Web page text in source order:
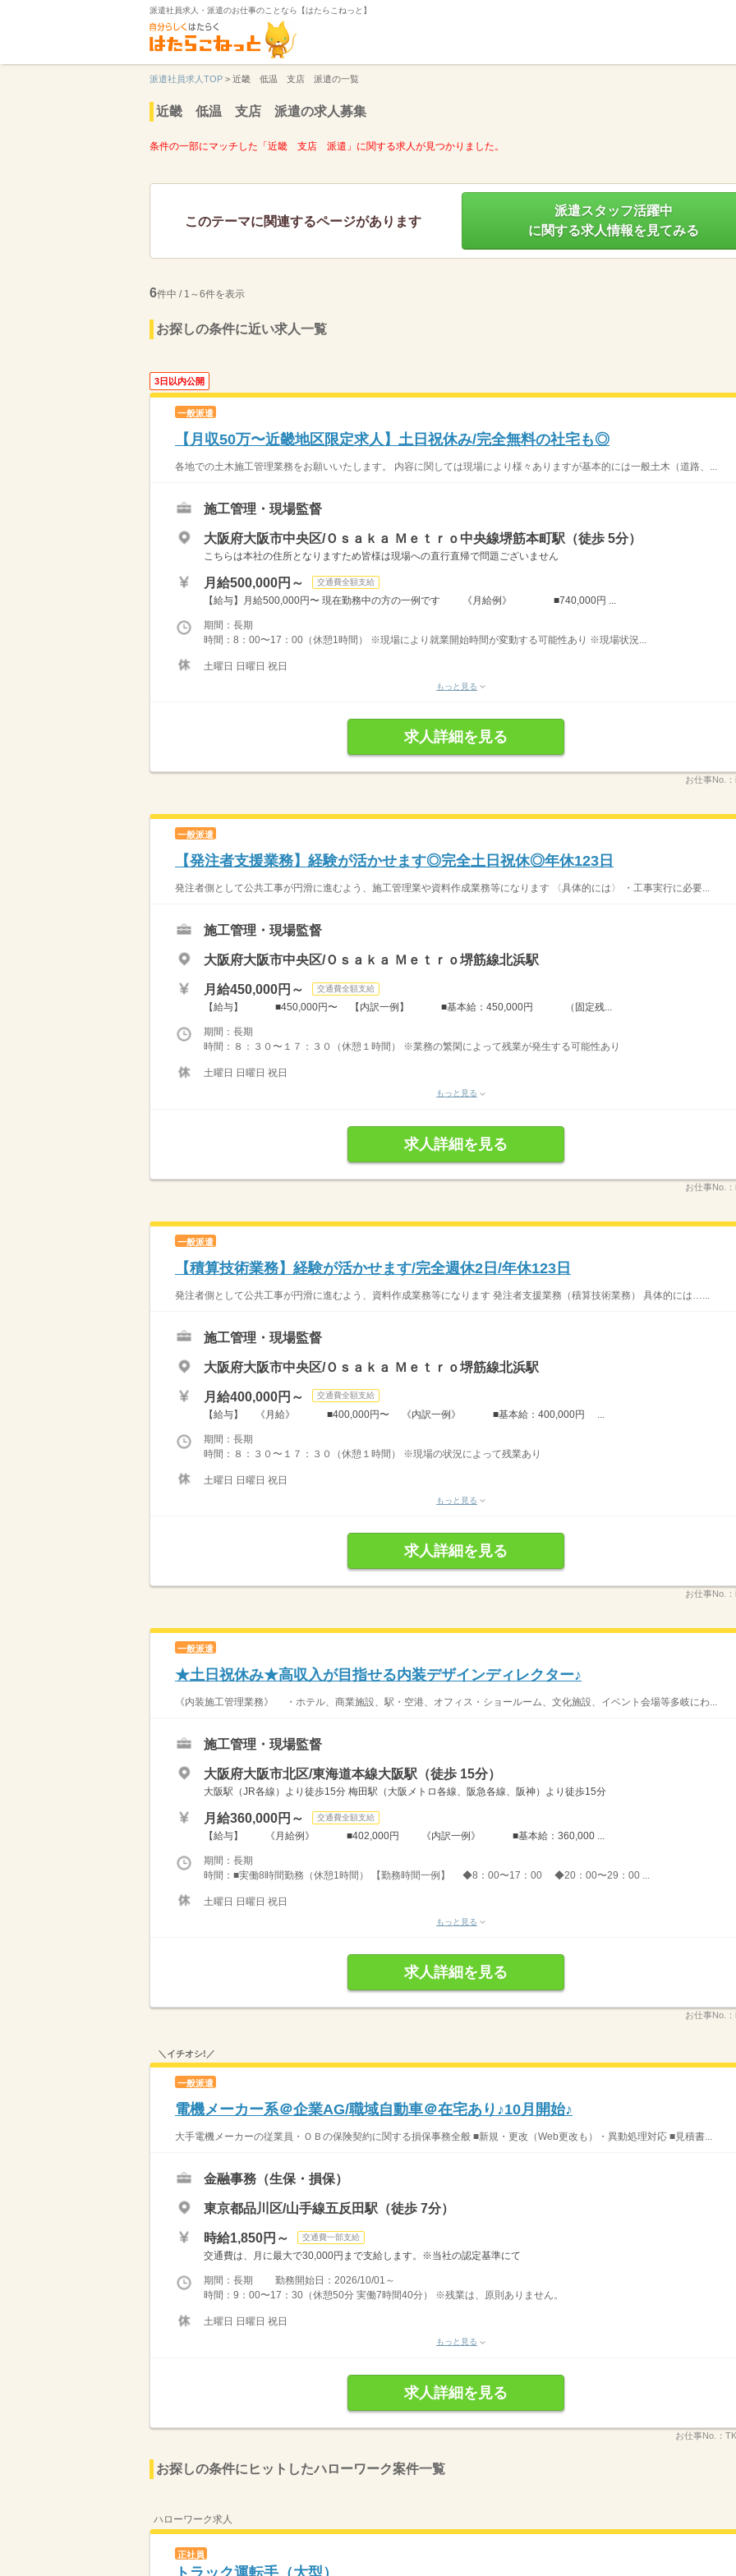
派遣社員求人・派遣のお仕事のことなら【はたらこねっと】
派遣社員求人TOP > 近畿 低温 支店 派遣の一覧
近畿 低温 支店 派遣の求人募集
条件の一部にマッチした「近畿 支店 派遣」に関する求人が見つかりました。
このテーマに関連するページがあります
派遣スタッフ活躍中
に関する求人情報を見てみる
6件中 / 1～6件を表示
お探しの条件に近い求人一覧
3日以内公開
一般派遣
【月収50万〜近畿地区限定求人】土日祝休み/完全無料の社宅も◎
各地での土木施工管理業務をお願いいたします。 内容に関しては現場により様々ありますが基本的には一般土木（道路、...
施工管理・現場監督
大阪府大阪市中央区/Ｏｓａｋａ Ｍｅｔｒｏ中央線堺筋本町駅（徒歩 5分）
こちらは本社の住所となりますため皆様は現場への直行直帰で問題ございません
月給500,000円～ 交通費全額支給
【給与】月給500,000円〜 現在勤務中の方の一例です 《月給例》 ■740,000円 ...
期間：長期
時間：8：00〜17：00（休憩1時間） ※現場により就業開始時間が変動する可能性あり ※現場状況...
土曜日 日曜日 祝日
もっと見る
求人詳細を見る
お仕事No.：
一般派遣
【発注者支援業務】経験が活かせます◎完全土日祝休◎年休123日
発注者側として公共工事が円滑に進むよう、施工管理業や資料作成業務等になります 〈具体的には〉 ・工事実行に必要...
施工管理・現場監督
大阪府大阪市中央区/Ｏｓａｋａ Ｍｅｔｒｏ堺筋線北浜駅
月給450,000円～ 交通費全額支給
【給与】 ■450,000円〜 【内訳一例】 ■基本給：450,000円 （固定残...
期間：長期
時間：８：３０〜１７：３０（休憩１時間） ※業務の繁閑によって残業が発生する可能性あり
土曜日 日曜日 祝日
もっと見る
求人詳細を見る
お仕事No.：
一般派遣
【積算技術業務】経験が活かせます/完全週休2日/年休123日
発注者側として公共工事が円滑に進むよう、資料作成業務等になります 発注者支援業務（積算技術業務） 具体的には…...
施工管理・現場監督
大阪府大阪市中央区/Ｏｓａｋａ Ｍｅｔｒｏ堺筋線北浜駅
月給400,000円～ 交通費全額支給
【給与】 《月給》 ■400,000円〜 《内訳一例》 ■基本給：400,000円 ...
期間：長期
時間：８：３０〜１７：３０（休憩１時間） ※現場の状況によって残業あり
土曜日 日曜日 祝日
もっと見る
求人詳細を見る
お仕事No.：
一般派遣
★土日祝休み★高収入が目指せる内装デザインディレクター♪
《内装施工管理業務》 ・ホテル、商業施設、駅・空港、オフィス・ショールーム、文化施設、イベント会場等多岐にわ...
施工管理・現場監督
大阪府大阪市北区/東海道本線大阪駅（徒歩 15分）
大阪駅（JR各線）より徒歩15分 梅田駅（大阪メトロ各線、阪急各線、阪神）より徒歩15分
月給360,000円～ 交通費全額支給
【給与】 《月給例》 ■402,000円 《内訳一例》 ■基本給：360,000 ...
期間：長期
時間：■実働8時間勤務（休憩1時間） 【勤務時間一例】 ◆8：00〜17：00 ◆20：00〜29：00 ...
土曜日 日曜日 祝日
もっと見る
求人詳細を見る
お仕事No.：
＼イチオシ!／
一般派遣
電機メーカー系＠企業AG/職域自動車＠在宅あり♪10月開始♪
大手電機メーカーの従業員・ＯＢの保険契約に関する損保事務全般 ■新規・更改（Web更改も）・異動処理対応 ■見積書...
金融事務（生保・損保）
東京都品川区/山手線五反田駅（徒歩 7分）
時給1,850円～ 交通費一部支給
交通費は、月に最大で30,000円まで支給します。※当社の認定基準にて
期間：長期 勤務開始日：2026/10/01～
時間：9：00〜17：30（休憩50分 実働7時間40分） ※残業は、原則ありません。
土曜日 日曜日 祝日
もっと見る
求人詳細を見る
お仕事No.：
お探しの条件にヒットしたハローワーク案件一覧
ハローワーク求人
正社員
トラック運転手（大型）